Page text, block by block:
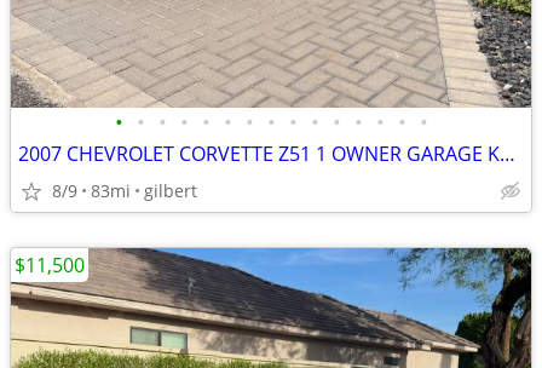
• • • • • • • • • • • • • • •
2007 CHEVROLET CORVETTE Z51 1 OWNER GARAGE KEPT
8/9 83mi gilbert
$11,500